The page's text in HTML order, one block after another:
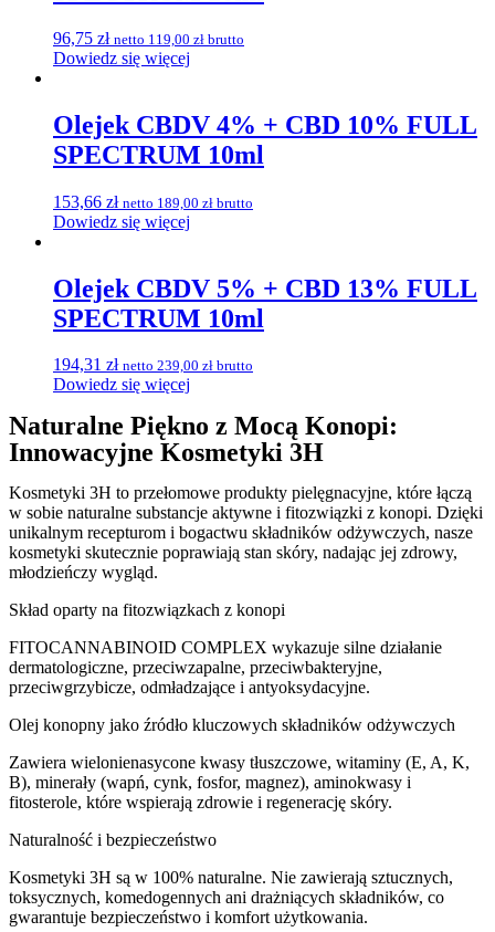
96,75 zł netto 119,00 zł brutto
Dowiedz się więcej
Olejek CBDV 4% + CBD 10% FULL
SPECTRUM 10ml
153,66 zł netto 189,00 zł brutto
Dowiedz się więcej
Olejek CBDV 5% + CBD 13% FULL
SPECTRUM 10ml
194,31 zł netto 239,00 zł brutto
Dowiedz się więcej
Naturalne Piękno z Mocą Konopi:
Innowacyjne Kosmetyki 3H
Kosmetyki 3H to przełomowe produkty pielęgnacyjne, które łączą
w sobie naturalne substancje aktywne i fitozwiązki z konopi. Dzięki
unikalnym recepturom i bogactwu składników odżywczych, nasze
kosmetyki skutecznie poprawiają stan skóry, nadając jej zdrowy,
młodzieńczy wygląd.
Skład oparty na fitozwiązkach z konopi
FITOCANNABINOID COMPLEX wykazuje silne działanie
dermatologiczne, przeciwzapalne, przeciwbakteryjne,
przeciwgrzybicze, odmładzające i antyoksydacyjne.
Olej konopny jako źródło kluczowych składników odżywczych
Zawiera wielonienasycone kwasy tłuszczowe, witaminy (E, A, K,
B), minerały (wapń, cynk, fosfor, magnez), aminokwasy i
fitosterole, które wspierają zdrowie i regenerację skóry.
Naturalność i bezpieczeństwo
Kosmetyki 3H są w 100% naturalne. Nie zawierają sztucznych,
toksycznych, komedogennych ani drażniących składników, co
gwarantuje bezpieczeństwo i komfort użytkowania.